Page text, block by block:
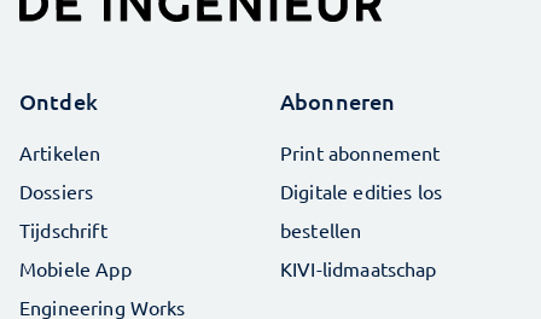
Ontdek
Artikelen
Dossiers
Tijdschrift
Mobiele App
Engineering Works
Abonneren
Print abonnement
Digitale edities los
bestellen
KIVI-lidmaatschap